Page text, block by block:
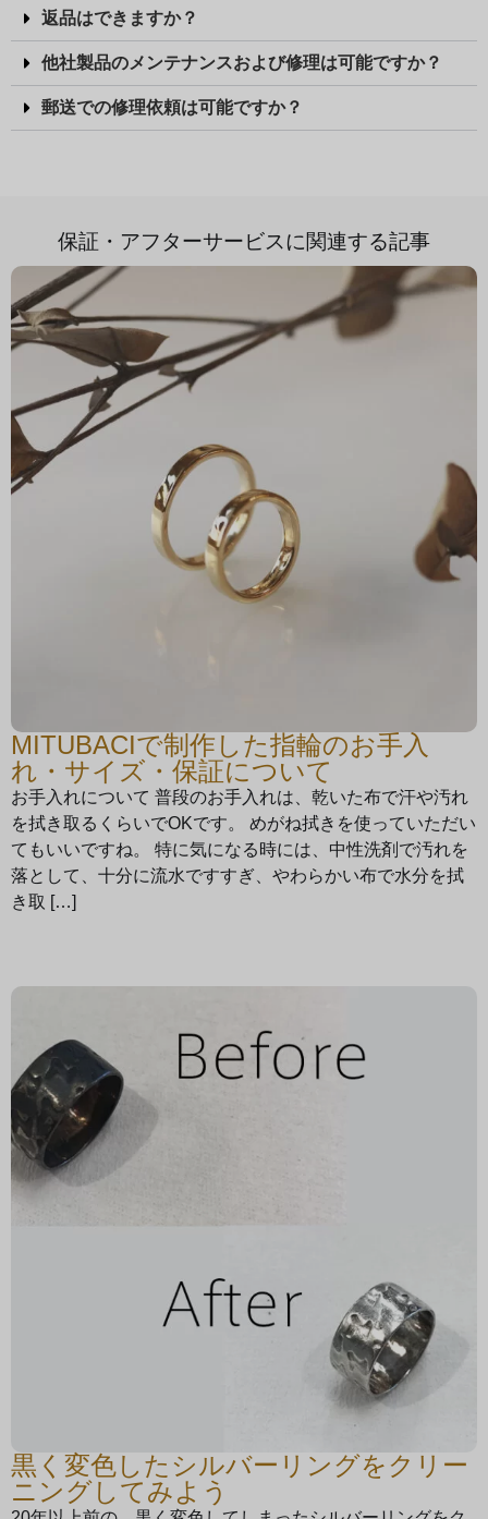
返品はできますか？
他社製品のメンテナンスおよび修理は可能ですか？
郵送での修理依頼は可能ですか？
保証・アフターサービスに関連する記事
MITUBACIで制作した指輪のお手入
れ・サイズ・保証について
お手入れについて 普段のお手入れは、乾いた布で汗や汚れ
を拭き取るくらいでOKです。 めがね拭きを使っていただい
てもいいですね。 特に気になる時には、中性洗剤で汚れを
落として、十分に流水ですすぎ、やわらかい布で水分を拭
き取 […]
黒く変色したシルバーリングをクリー
ニングしてみよう